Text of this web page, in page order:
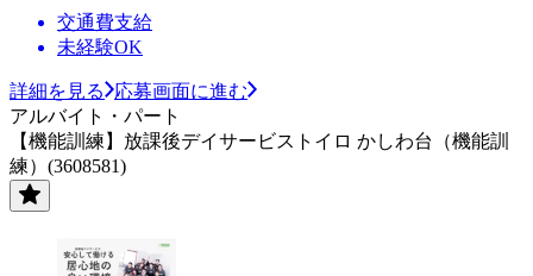
交通費支給
未経験OK
詳細を見る
応募画面に進む
アルバイト・パート
【機能訓練】放課後デイサービストイロ かしわ台（機能訓
練）(3608581)